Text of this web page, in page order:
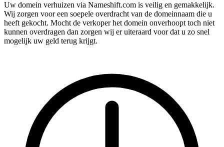
Uw domein verhuizen via Nameshift.com is veilig en gemakkelijk.
Wij zorgen voor een soepele overdracht van de domeinnaam die u
heeft gekocht. Mocht de verkoper het domein onverhoopt toch niet
kunnen overdragen dan zorgen wij er uiteraard voor dat u zo snel
mogelijk uw geld terug krijgt.